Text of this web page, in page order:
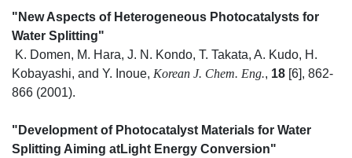
"New Aspects of Heterogeneous Photocatalysts for
Water Splitting"
K. Domen, M. Hara, J. N. Kondo, T. Takata, A. Kudo, H.
Kobayashi, and Y. Inoue, Korean J. Chem. Eng., 18 [6], 862-
866 (2001).
"Development of Photocatalyst Materials for Water
Splitting Aiming atLight Energy Conversion"